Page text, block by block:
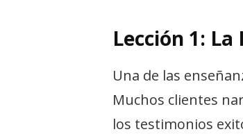
Lección 1:
Una de las
Muchos clientes
los testimonios